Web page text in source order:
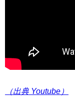
（出典 Youtube）